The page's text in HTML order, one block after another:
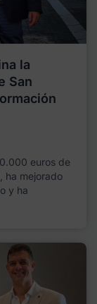
la
San
euros de
ha mejorado
y ha